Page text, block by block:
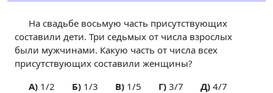
На свадьбе восьмую часть присутствующих
составили дети. Три седьмых от числа взрослых
были мужчинами. Какую часть от числа всех
присутствующих составили женщины?
A)1/2 Б)1/3 В)1/5 Г)3/7 Д)4/7